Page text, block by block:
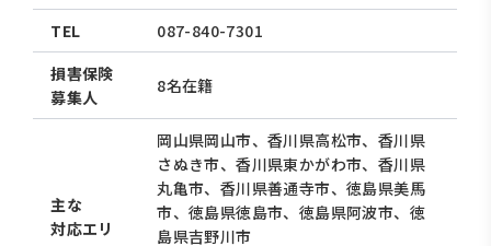
TEL
087-840-7301
損害保険
募集人
8名在籍
主な
対応エリ
岡山県岡山市、香川県高松市、香川県
さぬき市、香川県東かがわ市、香川県
丸亀市、香川県善通寺市、徳島県美馬
市、徳島県徳島市、徳島県阿波市、徳
島県吉野川市